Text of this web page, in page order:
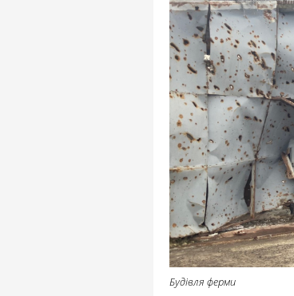
Будівля ферми